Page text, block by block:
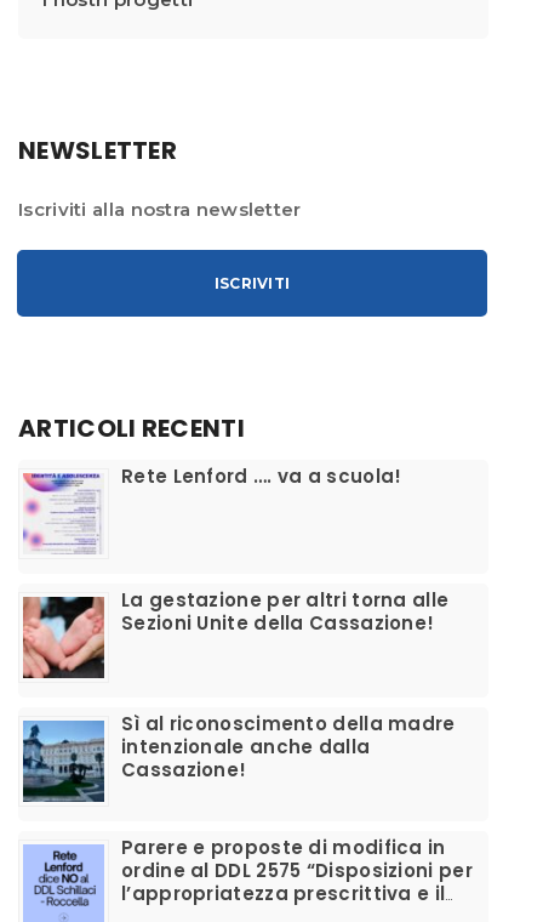
NEWSLETTER
Iscriviti alla nostra newsletter
ISCRIVITI
ARTICOLI RECENTI
​Rete Lenford …. va a scuola!
La gestazione per altri torna alle
Sezioni Unite della Cassazione!
Sì al riconoscimento della madre
intenzionale anche dalla
Cassazione!
Parere e proposte di modifica in
ordine al DDL 2575 “Disposizioni per
l’appropriatezza prescrittiva e il